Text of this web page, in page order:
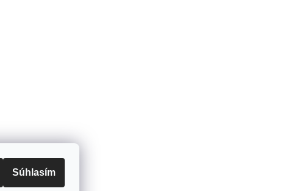
Súhlasím